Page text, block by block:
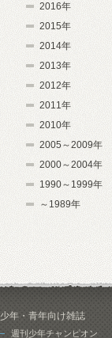
2016年
2015年
2014年
2013年
2012年
2011年
2010年
2005～2009年
2000～2004年
1990～1999年
～1989年
少年・青年向け雑誌
週刊少年チャンピオン